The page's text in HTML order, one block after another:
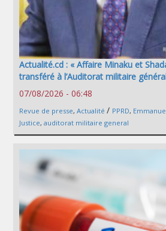
Actualité.cd : « Affaire Minaku et
transféré à l’Auditorat militaire
07/08/2026 - 06:48
Revue de presse, Actualité / PPRD,
Justice, auditorat militaire general